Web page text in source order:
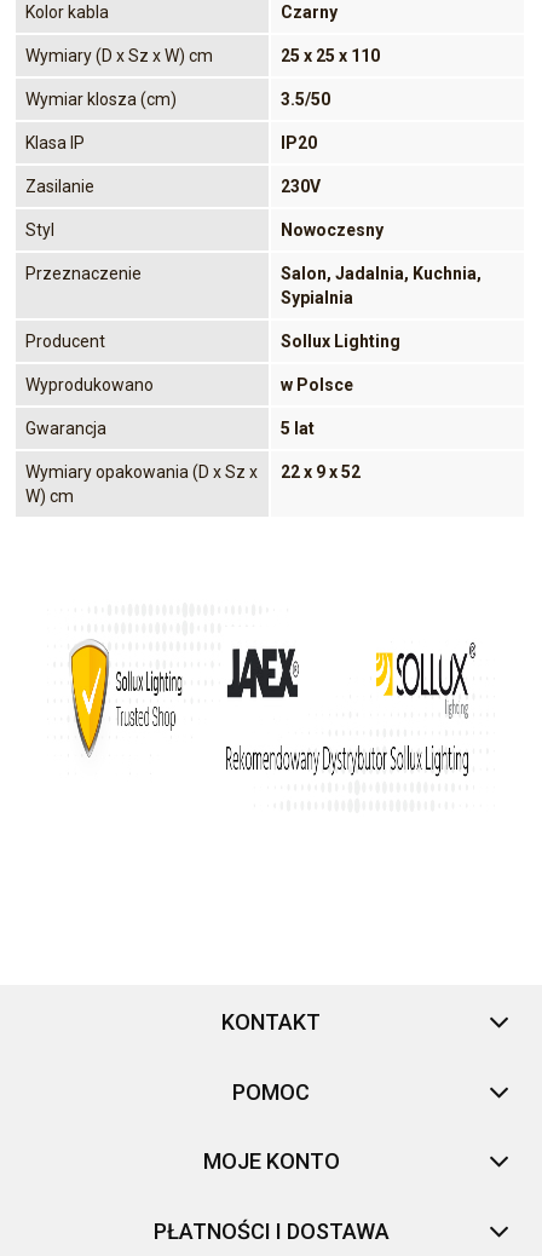
Kolor kabla Czarny
Wymiary (D x Sz x W) cm 25 x 25 x 110
Wymiar klosza (cm) 3.5/50
Klasa IP IP20
Zasilanie 230V
Styl Nowoczesny
Przeznaczenie
Salon, Jadalnia, Kuchnia,
Sypialnia
Producent Sollux Lighting
Wyprodukowano w Polsce
Gwarancja 5 lat
Wymiary opakowania (D x Sz x
W) cm
22 x 9 x 52
KONTAKT
POMOC
MOJE KONTO
PŁATNOŚCI I DOSTAWA